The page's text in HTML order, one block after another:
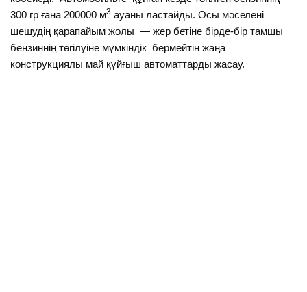
300 гр ғана 200000 м3 ауаны ластайды. Осы мәселені
шешудің қарапайым жолы — жер бетіне бірде-бір тамшы
бензиннің төгілуіне мүмкіндік бермейтін жаңа
конструкциялы май құйғыш автоматтарды жасау.